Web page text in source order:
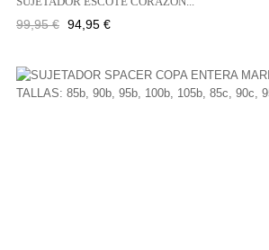
Precio
99,95 € Precio
94,95 €